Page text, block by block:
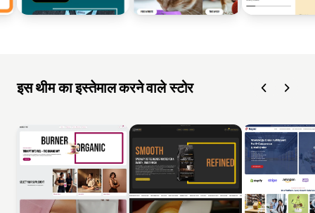
इस थीम का इस्तेमाल करने वाले स्टोर